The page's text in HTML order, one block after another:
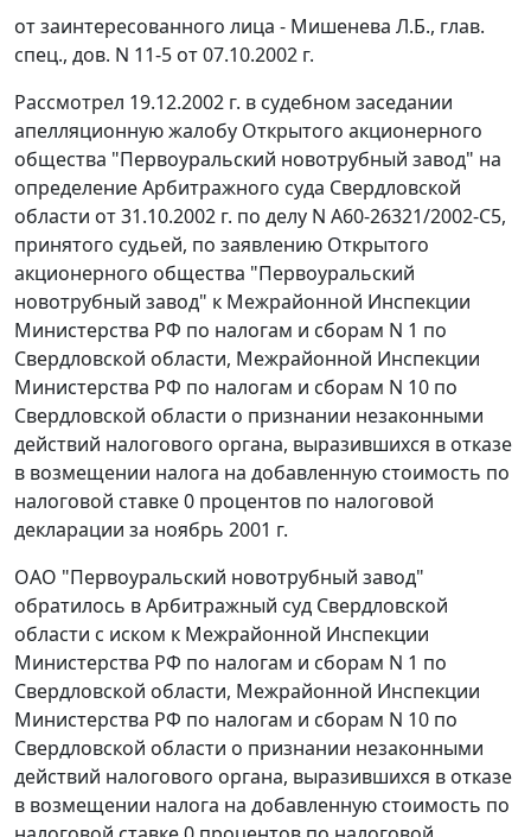
от заинтересованного лица - Мишенева Л.Б., глав.
спец., дов. N 11-5 от 07.10.2002 г.
Рассмотрел 19.12.2002 г. в судебном заседании
апелляционную жалобу Открытого акционерного
общества "Первоуральский новотрубный завод" на
определение Арбитражного суда Свердловской
области от 31.10.2002 г. по делу N А60-26321/2002-С5,
принятого судьей, по заявлению Открытого
акционерного общества "Первоуральский
новотрубный завод" к Межрайонной Инспекции
Министерства РФ по налогам и сборам N 1 по
Свердловской области, Межрайонной Инспекции
Министерства РФ по налогам и сборам N 10 по
Свердловской области о признании незаконными
действий налогового органа, выразившихся в отказе
в возмещении налога на добавленную стоимость по
налоговой ставке 0 процентов по налоговой
декларации за ноябрь 2001 г.
ОАО "Первоуральский новотрубный завод"
обратилось в Арбитражный суд Свердловской
области с иском к Межрайонной Инспекции
Министерства РФ по налогам и сборам N 1 по
Свердловской области, Межрайонной Инспекции
Министерства РФ по налогам и сборам N 10 по
Свердловской области о признании незаконными
действий налогового органа, выразившихся в отказе
в возмещении налога на добавленную стоимость по